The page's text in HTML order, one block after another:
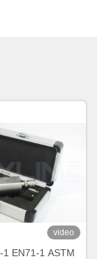
video
1 EN71-1 ASTM